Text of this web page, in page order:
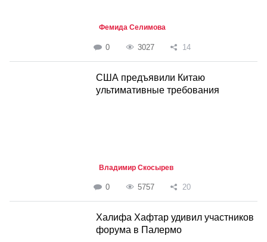
Фемида Селимова
0 3027 14
США предъявили Китаю
ультимативные требования
Владимир Скосырев
0 5757 20
Халифа Хафтар удивил участников
форума в Палермо